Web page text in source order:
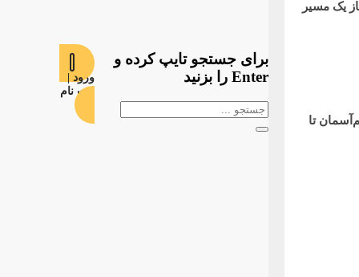
یک مسیر
در مسیر چم‌آسمان تا
برای جستجو تایپ کرده و
Enter را بزنید
ورود |
ثبت نام